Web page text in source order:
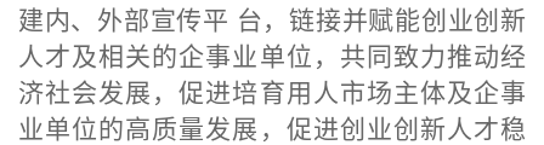
建内、外部宣传平 台，链接并赋能创业创新
人才及相关的企事业单位，共同致力推动经
济社会发展，促进培育用人市场主体及企事
业单位的高质量发展，促进创业创新人才稳